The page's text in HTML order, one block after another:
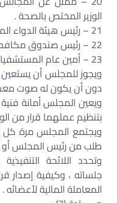
الوزير المختص بالصحة .
21 – رئيس هيئة الدواء المصرية .
22 – رئيس صندوق مكافحة وعلاج الإدمان والتعاطي .
23 – أمين عام المستشفيات الجامعية .
ويجوز للمجلس أن
دون أن يكون له صوت
ويعين المجلس أمانة
بتنظيم عملهما قرار من
ويجتمع المجلس مرة كل
طلب من رئيس المجلس أو
وتحدد اللائحة
جلساته ، وكيفية إصدار
المعاملة المالية لأعضائه .